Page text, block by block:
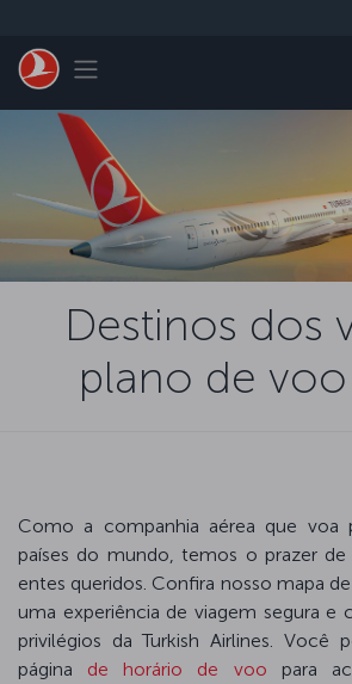
Toggle navigation
Destinos dos
plano de
Como a companhia aérea que voa
países do mundo, temos o prazer
entes queridos. Confira nosso mapa
uma experiência de viagem segura e
privilégios da Turkish Airlines. Você
página de horário de voo para